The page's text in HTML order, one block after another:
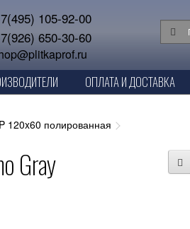
105-92-00
650-30-60
ОПЛАТА И ДОСТАВКА
120x60 полированная
Gray